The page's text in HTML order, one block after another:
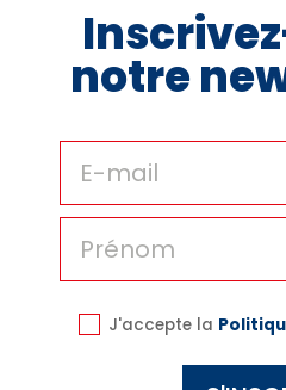
notre
J'accepte la